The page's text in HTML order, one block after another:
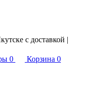
с доставкой |
0 Корзина 0